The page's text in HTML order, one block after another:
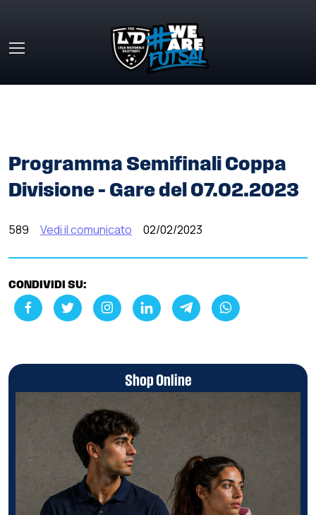
Programma Semifinali Coppa
Divisione – Gare del 07.02.2023
589 Vedi il comunicato 02/02/2023
CONDIVIDI SU:
Shop Online